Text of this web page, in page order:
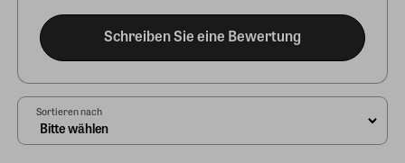
Schreiben Sie eine Bewertung
Sortieren nach